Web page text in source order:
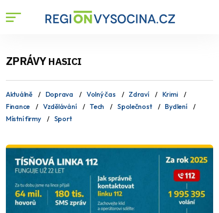
ZPRÁVYHASICI
Aktuálně Doprava Volný čas Zdraví
Krimi
Finance
Vzdělávání Tech Společnost
Bydlení
Místní firmy
Sport